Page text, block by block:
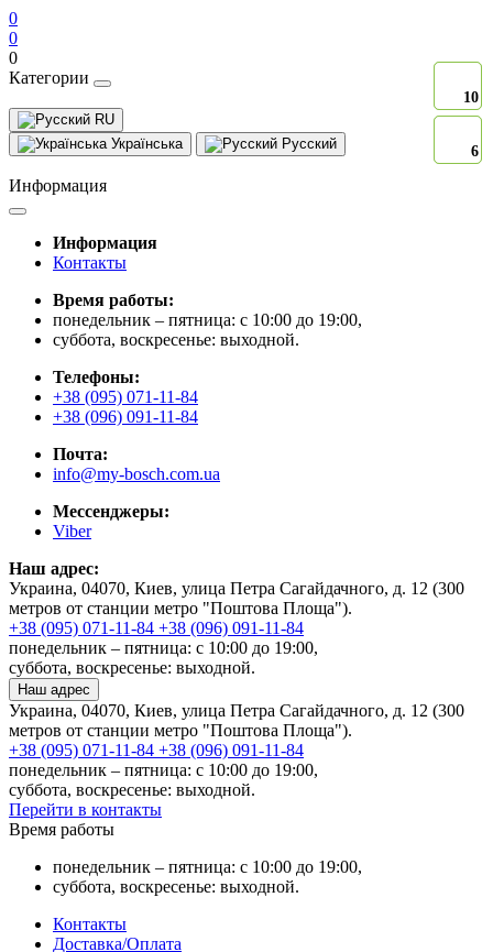
0
0
0
Категории
RU
Українська
Русский
Информация
Информация
Контакты
Время работы:
понедельник – пятница: с 10:00 до 19:00,
суббота, воскресенье: выходной.
Телефоны:
+38 (095) 071-11-84
+38 (096) 091-11-84
Почта:
info@my-bosch.com.ua
Мессенджеры:
Viber
Наш адрес:
Украина, 04070, Киев, улица Петра Сагайдачного, д. 12 (300
метров от станции метро "Поштова Площа").
+38 (095) 071-11-84 +38 (096) 091-11-84
понедельник – пятница: с 10:00 до 19:00,
суббота, воскресенье: выходной.
Наш адрес
Украина, 04070, Киев, улица Петра Сагайдачного, д. 12 (300
метров от станции метро "Поштова Площа").
+38 (095) 071-11-84 +38 (096) 091-11-84
понедельник – пятница: с 10:00 до 19:00,
суббота, воскресенье: выходной.
Перейти в контакты
Время работы
понедельник – пятница: с 10:00 до 19:00,
суббота, воскресенье: выходной.
Контакты
Доставка/Оплата
10
6
10
6